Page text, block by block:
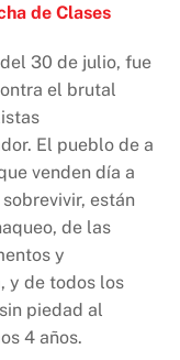
de Clases
30 de julio, fue
el brutal
El pueblo de a
venden día a
están
de las
y
y de todos los
piedad al
4 años.